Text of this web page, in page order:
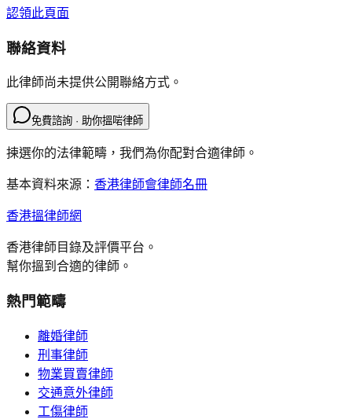
認領此頁面
聯絡資料
此律師尚未提供公開聯絡方式。
免費諮詢 · 助你搵啱律師
揀選你的法律範疇，我們為你配對合適律師。
基本資料來源： 香港律師會律師名冊
香港搵律師網
香港律師目錄及評價平台。
幫你搵到合適的律師。
熱門範疇
離婚律師
刑事律師
物業買賣律師
交通意外律師
工傷律師